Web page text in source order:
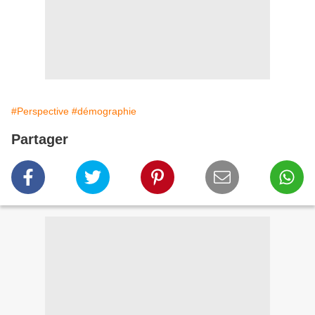
#Perspective #démographie
Partager